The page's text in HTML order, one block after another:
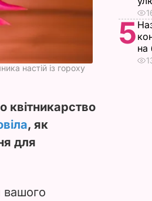
настій із гороху
квітникарство
, як
для
вашого
5 на